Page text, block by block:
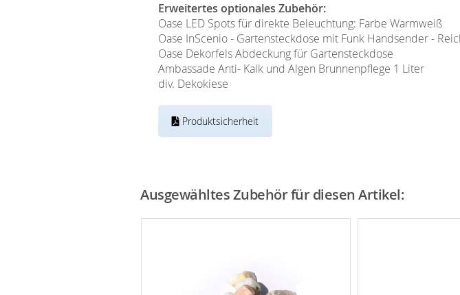
Erweitertes optionales Zubehör:
Oase LED Spots für direkte Beleuchtung: Farbe Warmweiß
Oase InScenio - Gartensteckdose mit Funk Handsender -
Oase Dekorfels Abdeckung für Gartensteckdose
Ambassade Anti- Kalk und Algen Brunnenpflege 1 Liter
div. Dekokiese
Produktsicherheit
Ausgewähltes Zubehör für diesen Artikel: